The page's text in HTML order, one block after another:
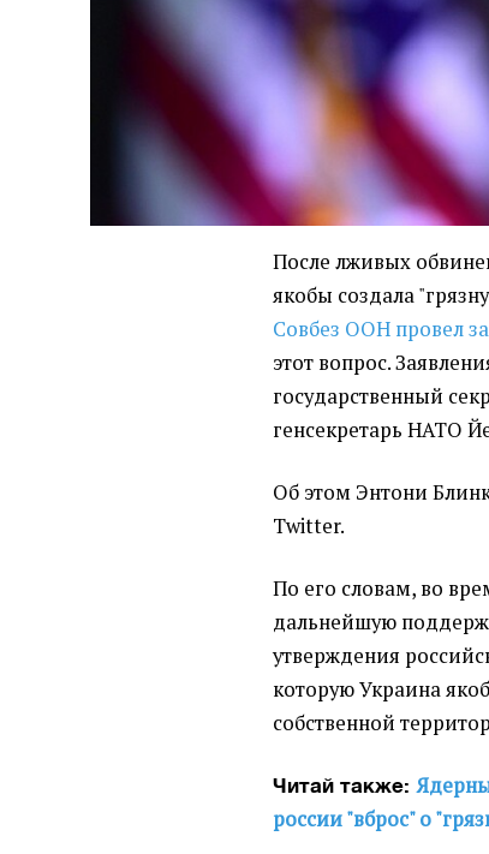
После лживых
якобы создала
Совбез ООН провел
этот вопрос.
государственный
генсекретарь НАТО
Об этом Энтони
Twitter.
По его словам, во
дальнейшую
утверждения
которую Украина
собственной
Читай также:
россии "вброс" о